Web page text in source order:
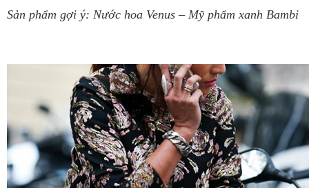
Sản phẩm gợi ý: Nước hoa Venus – Mỹ phẩm xanh Bambi